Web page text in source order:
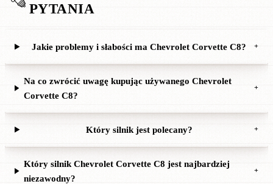
PYTANIA
Jakie problemy i słabości ma Chevrolet Corvette C8? +
Na co zwrócić uwagę kupując używanego Chevrolet
Corvette C8?
+
Który silnik jest polecany? +
Który silnik Chevrolet Corvette C8 jest najbardziej
niezawodny?
+